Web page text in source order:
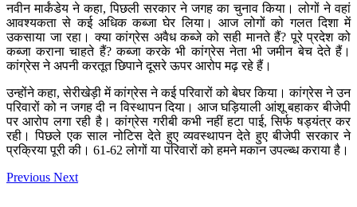
नवीन मार्कंडेय ने कहा, पिछली सरकार ने जगह का चुनाव किया। लोगों ने वहां
आवश्यकता से कई अधिक कब्जा घेर लिया। आज लोगों को गलत दिशा में
उकसाया जा रहा। क्या कांग्रेस अवैध कब्जे को सही मानते हैं? पूरे प्रदेश को
कब्जा कराना चाहते हैं? कब्जा करके भी कांग्रेस नेता भी जमीन बेच देते हैं।
कांग्रेस ने अपनी करतूत छिपाने दूसरे ऊपर आरोप मढ़ रहे हैं।
उन्होंने कहा, सेरीखेड़ी में कांग्रेस ने कई परिवारों को बेघर किया। कांग्रेस ने उन
परिवारों को न जगह दी न विस्थापन दिया। आज घड़ियाली आंशू बहाकर बीजेपी
पर आरोप लगा रही है। कांग्रेस गरीबी कभी नहीं हटा पाई, सिर्फ षड्यंत्र कर
रही। पिछले एक साल नोटिस देते हुए व्यवस्थापन देते हुए बीजेपी सरकार ने
प्रक्रिया पूरी की। 61-62 लोगों या परिवारों को हमने मकान उपल्ब्ध कराया है।
Previous Next